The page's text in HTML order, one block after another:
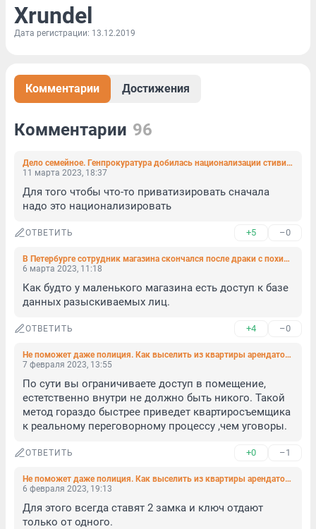
Xrundel
Дата регистрации: 13.12.2019
Комментарии Достижения
Комментарии 96
Дело семейное. Генпрокуратура добилась национализации стивидорной компании родных петербургского омбудсмена Абросимова
11 марта 2023, 18:37
Для того чтобы что-то приватизировать сначала
надо это национализировать
ОТВЕТИТЬ +5 –0
В Петербурге сотрудник магазина скончался после драки с похитителями продуктов
6 марта 2023, 11:18
Как будто у маленького магазина есть доступ к базе
данных разыскиваемых лиц.
ОТВЕТИТЬ +4 –0
Не поможет даже полиция. Как выселить из квартиры арендатора, который не платит
7 февраля 2023, 13:55
По сути вы ограничиваете доступ в помещение,
естетственно внутри не должно быть никого. Такой
метод гораздо быстрее приведет квартиросъемщика
к реальному переговорному процессу ,чем уговоры.
ОТВЕТИТЬ +0 –1
Не поможет даже полиция. Как выселить из квартиры арендатора, который не платит
6 февраля 2023, 19:13
Для этого всегда ставят 2 замка и ключ отдают
только от одного.